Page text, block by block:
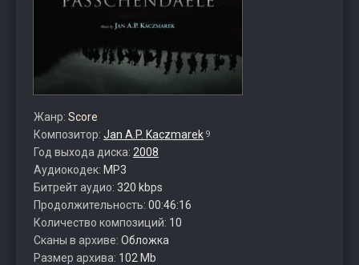
Жанр: Score
Композитор: Jan A.P. Kaczmarek 9
Год выхода диска: 2008
Аудиокодек: MP3
Битрейт аудио: 320 kbps
Продолжительность: 00:46:16
Количество композиций: 10
Сканы в архиве: Обложка
Размер архива: 102 Mb